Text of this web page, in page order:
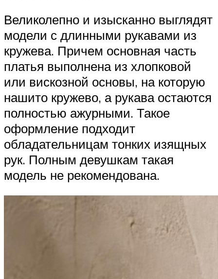
Великолепно и изысканно выглядят
модели с длинными рукавами из
кружева. Причем основная часть
платья выполнена из хлопковой
или вискозной основы, на которую
нашито кружево, а рукава остаются
полностью ажурными. Такое
оформление подходит
обладательницам тонких изящных
рук. Полным девушкам такая
модель не рекомендована.